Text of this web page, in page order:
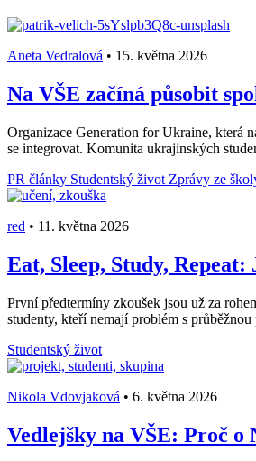
Aneta Vedralová • 15. května 2026
Na VŠE začíná působit
Organizace Generation for Ukraine, která
se integrovat. Komunita ukrajinských
PR články Studentský život Zprávy ze
red • 11. května 2026
Eat, Sleep, Study,
První předtermíny zkoušek jsou už za
studenty, kteří nemají problém s
Studentský život
Nikola Vdovjaková • 6. května 2026
Vedlejšky na VŠE: Proč o